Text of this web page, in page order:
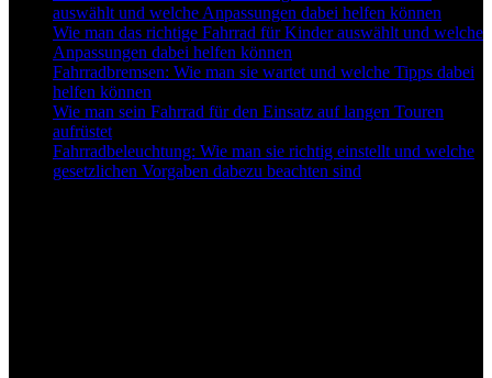
auswählt und welche Anpassungen dabei helfen können
Wie man das richtige Fahrrad für Kinder auswählt und welche
Anpassungen dabei helfen können
Fahrradbremsen: Wie man sie wartet und welche Tipps dabei
helfen können
Wie man sein Fahrrad für den Einsatz auf langen Touren
aufrüstet
Fahrradbeleuchtung: Wie man sie richtig einstellt und welche
gesetzlichen Vorgaben dabezu beachten sind